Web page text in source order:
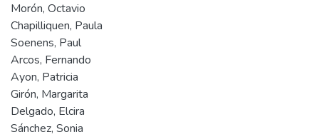
Morón, Octavio
Chapilliquen, Paula
Soenens, Paul
Arcos, Fernando
Ayon, Patricia
Girón, Margarita
Delgado, Elcira
Sánchez, Sonia